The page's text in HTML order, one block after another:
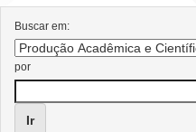
Buscar em:
por